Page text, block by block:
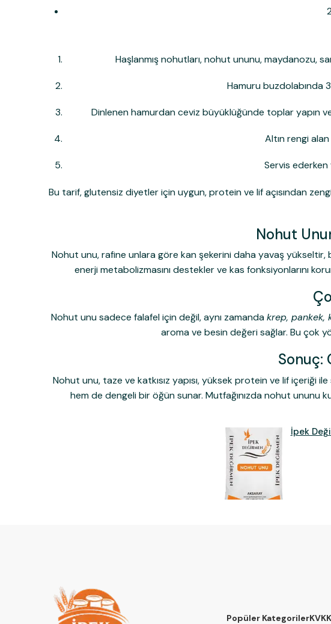
Haşlanmış nohutları, nohut ununu, maydanozu,
Hamuru buzdolabında
Dinlenen hamurdan ceviz büyüklüğünde toplar yapın
Altın rengi
Servis
Bu tarif, glutensiz diyetler için uygun, protein ve lif açısından
Nohut
Nohut unu, rafine unlara göre kan şekerini daha yavaş
enerji metabolizmasını destekler ve kas fonksiyonlarını
Nohut unu sadece falafel için değil, aynı zamandakrep, pankek,
aroma ve besin değeri sağlar. Bu çok
Sonuç:
Nohut unu, taze ve katkısız yapısı, yüksek protein ve lif içeriği
hem de dengeli bir öğün sunar. Mutfağınızda nohut ununu
İpek
Popüler Kategoriler